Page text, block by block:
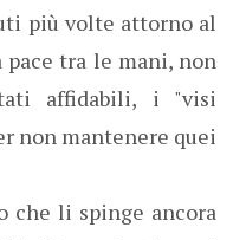
più volte attorno al
tra le mani, non
affidabili, i "visi
non mantenere quei
che li spinge ancora